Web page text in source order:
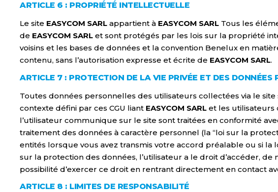
ARTICLE 6 : PROPRIÉTÉ INTELLECTUELLE
Le site EASYCOM SARL appartient à EASYCOM SARL Tous les
de EASYCOM SARL et sont protégés par les lois sur la propriété
voisins et les bases de données et la convention Benelux en
contenu, sans l’autorisation expresse et écrite de EASYCOM SARL.
ARTICLE 7 : PROTECTION DE LA VIE PRIVÉE ET DES DONNÉES
Toutes données personnelles des utilisateurs collectées via le
contexte défini par ces CGU liant EASYCOM SARL et les utilisateurs
l’utilisateur communique sur le site sont traitées en conformité
traitement des données à caractère personnel (la “loi sur la
entités lorsque vous avez transmis votre accord préalable ou si
sur la protection des données, l’utilisateur a le droit d’accéder,
possibilité d’exercer ce droit en rentrant directement en contact
ARTICLE 8 : LIMITES DE RESPONSABILITÉ